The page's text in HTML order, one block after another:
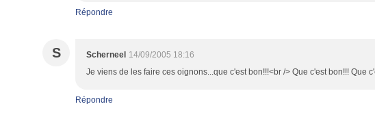
Répondre
S Scherneel 14/09/2005 18:16
Je viens de les faire ces oignons...que c'est bon!!!<br /> Que c'est bon!!! Que
Répondre